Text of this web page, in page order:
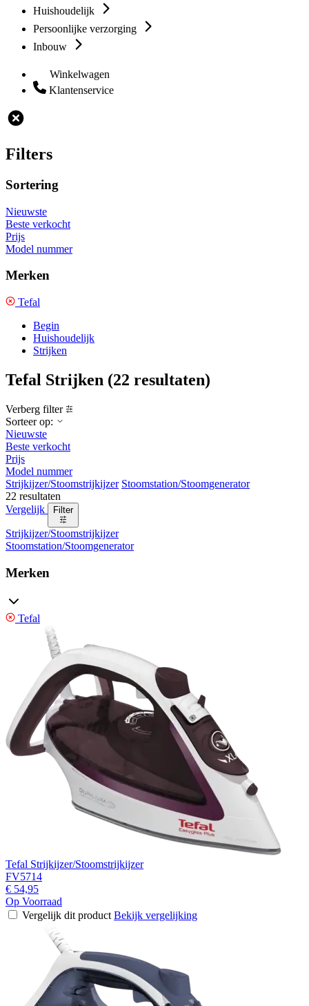
Huishoudelijk
Persoonlijke verzorging
Inbouw
Winkelwagen
Klantenservice
Filters
Sortering
Nieuwste
Beste verkocht
Prijs
Model nummer
Merken
Tefal
Begin
Huishoudelijk
Strijken
Tefal Strijken (22 resultaten)
Verberg filter
Sorteer op:
Nieuwste
Beste verkocht
Prijs
Model nummer
Strijkijzer/Stoomstrijkijzer Stoomstation/Stoomgenerator
22 resultaten
Vergelijk
Filter
Strijkijzer/Stoomstrijkijzer
Stoomstation/Stoomgenerator
Merken
Tefal
Tefal Strijkijzer/Stoomstrijkijzer
FV5714
€ 54,95
Op Voorraad
Vergelijk dit product Bekijk vergelijking